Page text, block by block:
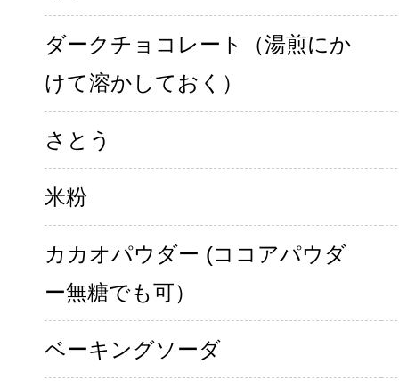
ダークチョコレート（湯煎にか
けて溶かしておく）
さとう
米粉
カカオパウダー (ココアパウダ
ー無糖でも可）
ベーキングソーダ